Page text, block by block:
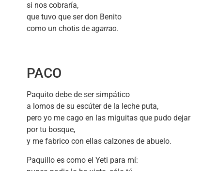
si nos cobraría,
que tuvo que ser don Benito
como un chotis de agarrao.
PACO
Paquito debe de ser simpático
a lomos de su escúter de la leche puta,
pero yo me cago en las miguitas que pudo dejar
por tu bosque,
y me fabrico con ellas calzones de abuelo.
Paquillo es como el Yeti para mí: